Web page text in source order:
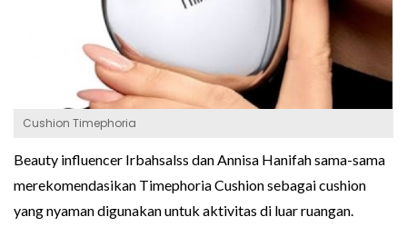
Cushion Timephoria
Beauty influencer Irbahsalss dan Annisa Hanifah sama-sama
merekomendasikan Timephoria Cushion sebagai cushion
yang nyaman digunakan untuk aktivitas di luar ruangan.